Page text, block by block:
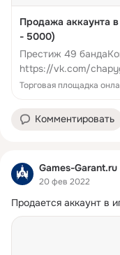
Продажа аккаунта
- 5000)
Престиж 49
https://vk.com/
- 5000 рублей.
Торговая площадка
Комментировать
Games-Garant.ru
20 фев 2022
Продается аккаунт в